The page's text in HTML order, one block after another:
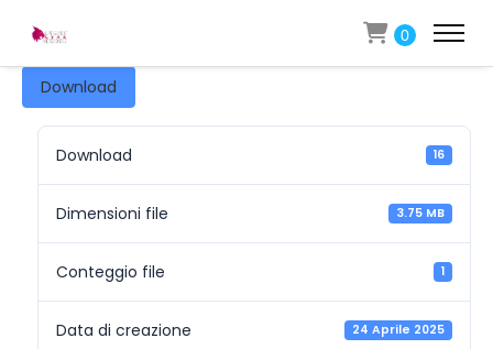
0
Download
Download 16
Dimensioni file 3.75 MB
Conteggio file 1
Data di creazione 24 Aprile 2025